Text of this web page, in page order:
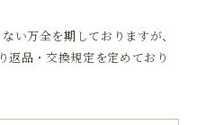
い万全を期しておりますが、
返品・交換規定を定めており